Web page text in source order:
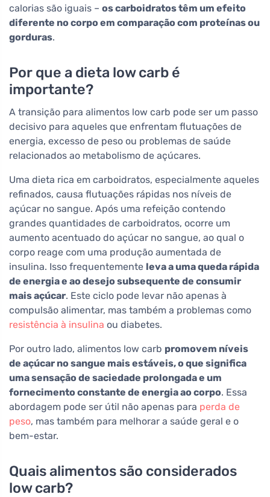
calorias são iguais – os carboidratos têm um efeito
diferente no corpo em comparação com proteínas ou
gorduras.
Por que a dieta low carb é
importante?
A transição para alimentos low carb pode ser um passo
decisivo para aqueles que enfrentam flutuações de
energia, excesso de peso ou problemas de saúde
relacionados ao metabolismo de açúcares.
Uma dieta rica em carboidratos, especialmente aqueles
refinados, causa flutuações rápidas nos níveis de
açúcar no sangue. Após uma refeição contendo
grandes quantidades de carboidratos, ocorre um
aumento acentuado do açúcar no sangue, ao qual o
corpo reage com uma produção aumentada de
insulina. Isso frequentemente leva a uma queda rápida
de energia e ao desejo subsequente de consumir
mais açúcar. Este ciclo pode levar não apenas à
compulsão alimentar, mas também a problemas como
resistência à insulina ou diabetes.
Por outro lado, alimentos low carb promovem níveis
de açúcar no sangue mais estáveis, o que significa
uma sensação de saciedade prolongada e um
fornecimento constante de energia ao corpo. Essa
abordagem pode ser útil não apenas para perda de
peso, mas também para melhorar a saúde geral e o
bem-estar.
Quais alimentos são considerados
low carb?